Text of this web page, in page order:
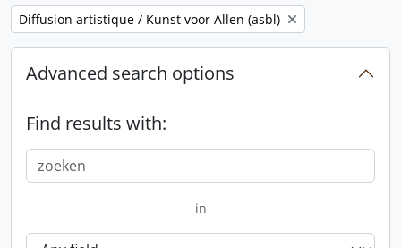
Remove filter:
Diffusion artistique / Kunst voor Allen (asbl)
Advanced search options
Find results with:
in